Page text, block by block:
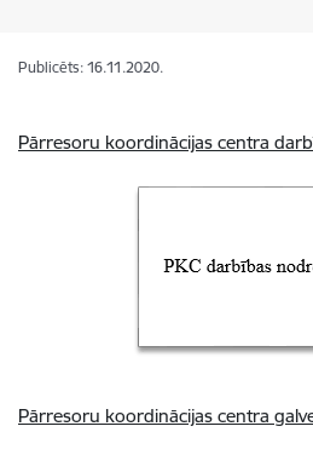
Publicēts: 16.11.2020.
Pārresoru koordinācijas centra
Pārresoru koordinācijas centra